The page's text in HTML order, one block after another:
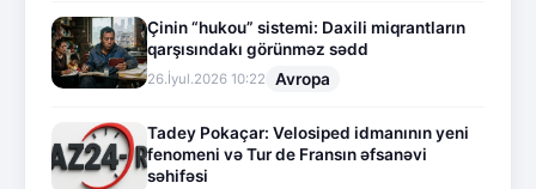
Çinin “hukou” sistemi: Daxili miqrantların
qarşısındakı görünməz sədd
26.İyul.2026 10:22 Avropa
Tadey Pokaçar: Velosiped idmanının yeni
fenomeni və Tur de Fransın əfsanəvi
səhifəsi